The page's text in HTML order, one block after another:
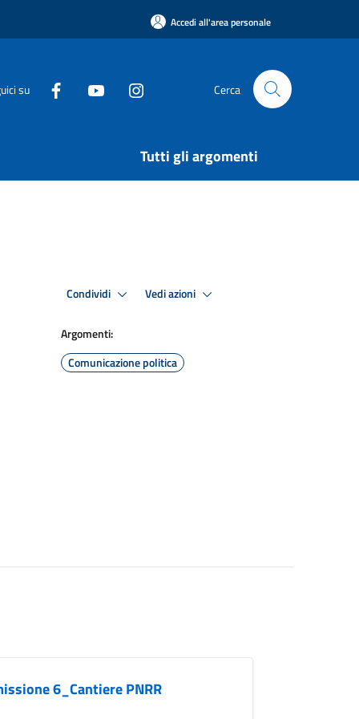
Accedi all'area personale
su Cerca
Tutti gli argomenti
Condividi Vedi azioni
Argomenti:
Comunicazione politica
6_Cantiere PNRR